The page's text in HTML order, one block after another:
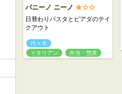
パニーノ ニーノ ★☆☆
日替わりパスタとピアダのテイ
クアウト
代々木
イタリアン
弁当・惣菜